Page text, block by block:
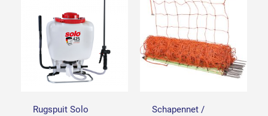
Rugspuit Solo
Schapennet /